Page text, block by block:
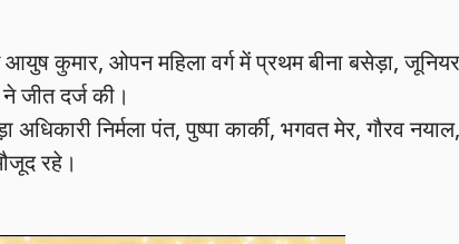
कुमार, ओपन महिला वर्ग में प्रथम बीना बसेड़ा, जूनियर
जीत दर्ज की।
अधिकारी निर्मला पंत, पुष्पा कार्की, भगवत मेर, गौरव नयाल,
रहे।